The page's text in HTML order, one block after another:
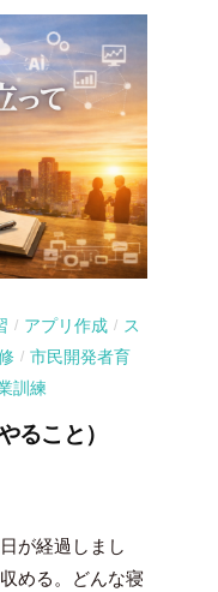
/ アプリ作成 / ス
/ 市民開発者育
訓練
ること）
が経過しまし
める。どんな寝